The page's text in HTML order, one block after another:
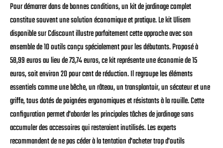
Pour démarrer dans de bonnes conditions, un kit de jardinage complet
constitue souvent une solution économique et pratique. Le kit Ulisem
disponible sur Cdiscount illustre parfaitement cette approche avec son
ensemble de 10 outils conçu spécialement pour les débutants. Proposé à
58,99 euros au lieu de 73,74 euros, ce kit représente une économie de 15
euros, soit environ 20 pour cent de réduction. Il regroupe les éléments
essentiels comme une bêche, un râteau, un transplantoir, un sécateur et une
griffe, tous dotés de poignées ergonomiques et résistants à la rouille. Cette
configuration permet d'aborder les principales tâches de jardinage sans
accumuler des accessoires qui resteraient inutilisés. Les experts
recommandent de ne pas céder à la tentation d'acheter trop d'outils